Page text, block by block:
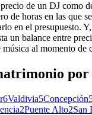
de un DJ como
de horas en las que
en el presupuesto.
un balance entre
al momento de
por
6Valdivia5Concepción
2Puente Alto2San